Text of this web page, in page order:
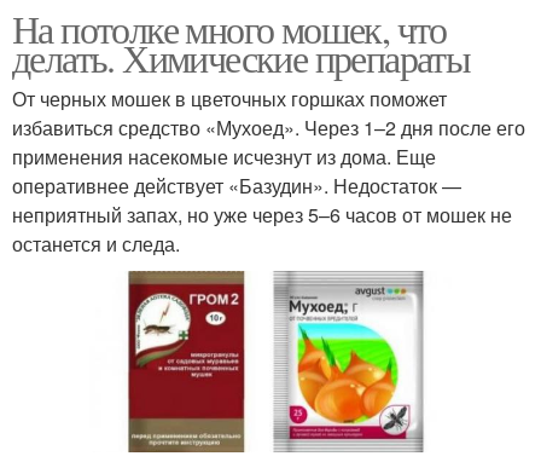
На потолке много мошек, что
делать. Химические препараты
От черных мошек в цветочных горшках поможет
избавиться средство «Мухоед». Через 1–2 дня после его
применения насекомые исчезнут из дома. Еще
оперативнее действует «Базудин». Недостаток —
неприятный запах, но уже через 5–6 часов от мошек не
останется и следа.